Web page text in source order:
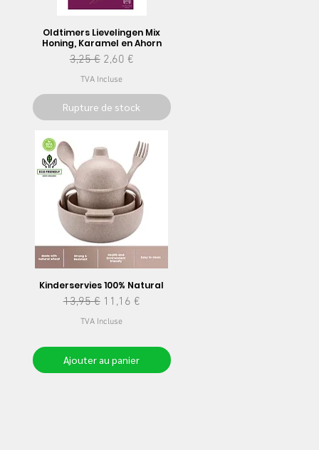
Oldtimers Lievelingen Mix
Honing, Karamel en Ahorn
Prix original
3,25 € Prix promotionnel
2,60 €
TVA Incluse
Rupture de stock
Kinderservies 100% Natural
Prix original
13,95 € Prix promotionnel
11,16 €
TVA Incluse
Ajouter au panier